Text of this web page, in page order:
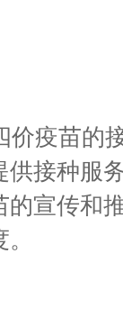
疫苗的
接种服
宣传和